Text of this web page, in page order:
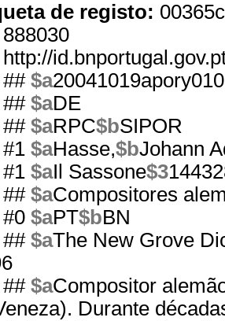
de registo:
888030
http://
## $a
## $aDE
## $aRPC$bSIPOR
#1 $aHasse,$bJohann
#1 $aIl Sassone$3
## $aCompositores
#0 $aPT$bBN
## $aThe New Grove
## $aCompositor
Durante